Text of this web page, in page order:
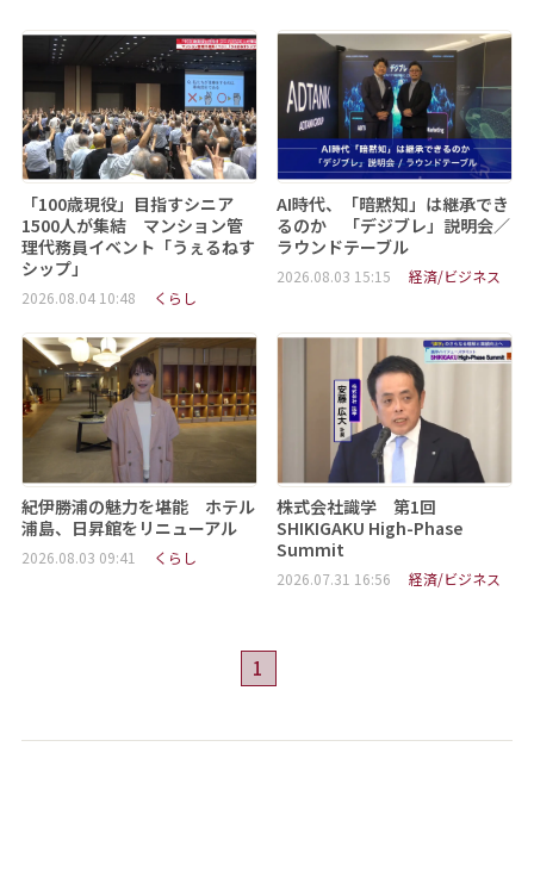
「100歳現役」目指すシニア
1500人が集結 マンション管
理代務員イベント「うぇるねす
シップ」
2026.08.04 10:48 くらし
AI時代、「暗黙知」は継承でき
るのか 「デジブレ」説明会／
ラウンドテーブル
2026.08.03 15:15 経済/ビジネス
紀伊勝浦の魅力を堪能 ホテル
浦島、日昇館をリニューアル
2026.08.03 09:41 くらし
株式会社識学 第1回
SHIKIGAKU High-Phase
Summit
2026.07.31 16:56 経済/ビジネス
1